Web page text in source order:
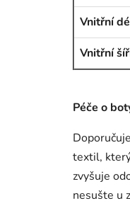
Vnitřní
Vnitřní
Péče o
textil,
zvyšuje
nesušte u